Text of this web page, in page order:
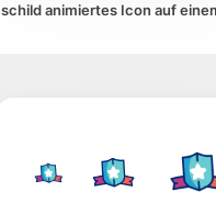
schild animiertes Icon auf